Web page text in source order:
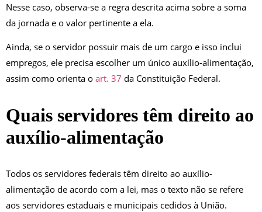
Nesse caso, observa-se a regra descrita acima sobre a soma
da jornada e o valor pertinente a ela.
Ainda, se o servidor possuir mais de um cargo e isso inclui
empregos, ele precisa escolher um único auxílio-alimentação,
assim como orienta o art. 37 da Constituição Federal.
Quais servidores têm direito ao
auxílio-alimentação
Todos os servidores federais têm direito ao auxílio-
alimentação de acordo com a lei, mas o texto não se refere
aos servidores estaduais e municipais cedidos à União.